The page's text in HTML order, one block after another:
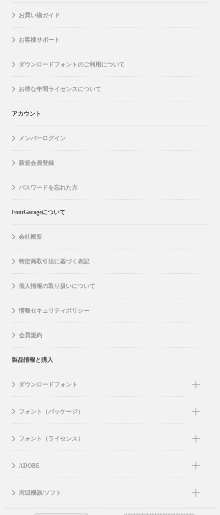
お買い物ガイド
お客様サポート
ダウンロードフォントのご利用について
お得な年間ライセンスについて
アカウント
メンバーログイン
新規会員登録
パスワードを忘れた方
FontGarageについて
会社概要
特定商取引法に基づく表記
個人情報の取り扱いについて
情報セキュリティポリシー
会員規約
製品情報と購入
ダウンロードフォント
フォント（パッケージ）
フォント（ライセンス）
ADOBE
周辺機器/ソフト